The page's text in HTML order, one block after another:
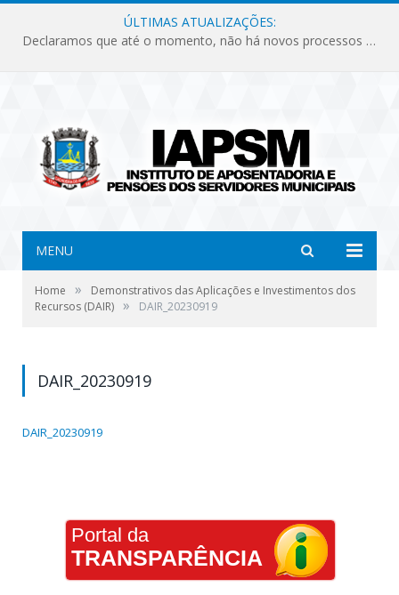
ÚLTIMAS ATUALIZAÇÕES:
Declaramos que até o momento, não há novos processos licitatórios para o Instituto de Previdência no ano de 2026.
MENU
Home »
Demonstrativos das Aplicações e Investimentos dos
Recursos (DAIR) » DAIR_20230919
DAIR_20230919
DAIR_20230919
Portal da
TRANSPARÊNCIA